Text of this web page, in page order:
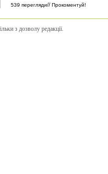
539 перегляди// Прокоментуй!
з дозволу редакції.